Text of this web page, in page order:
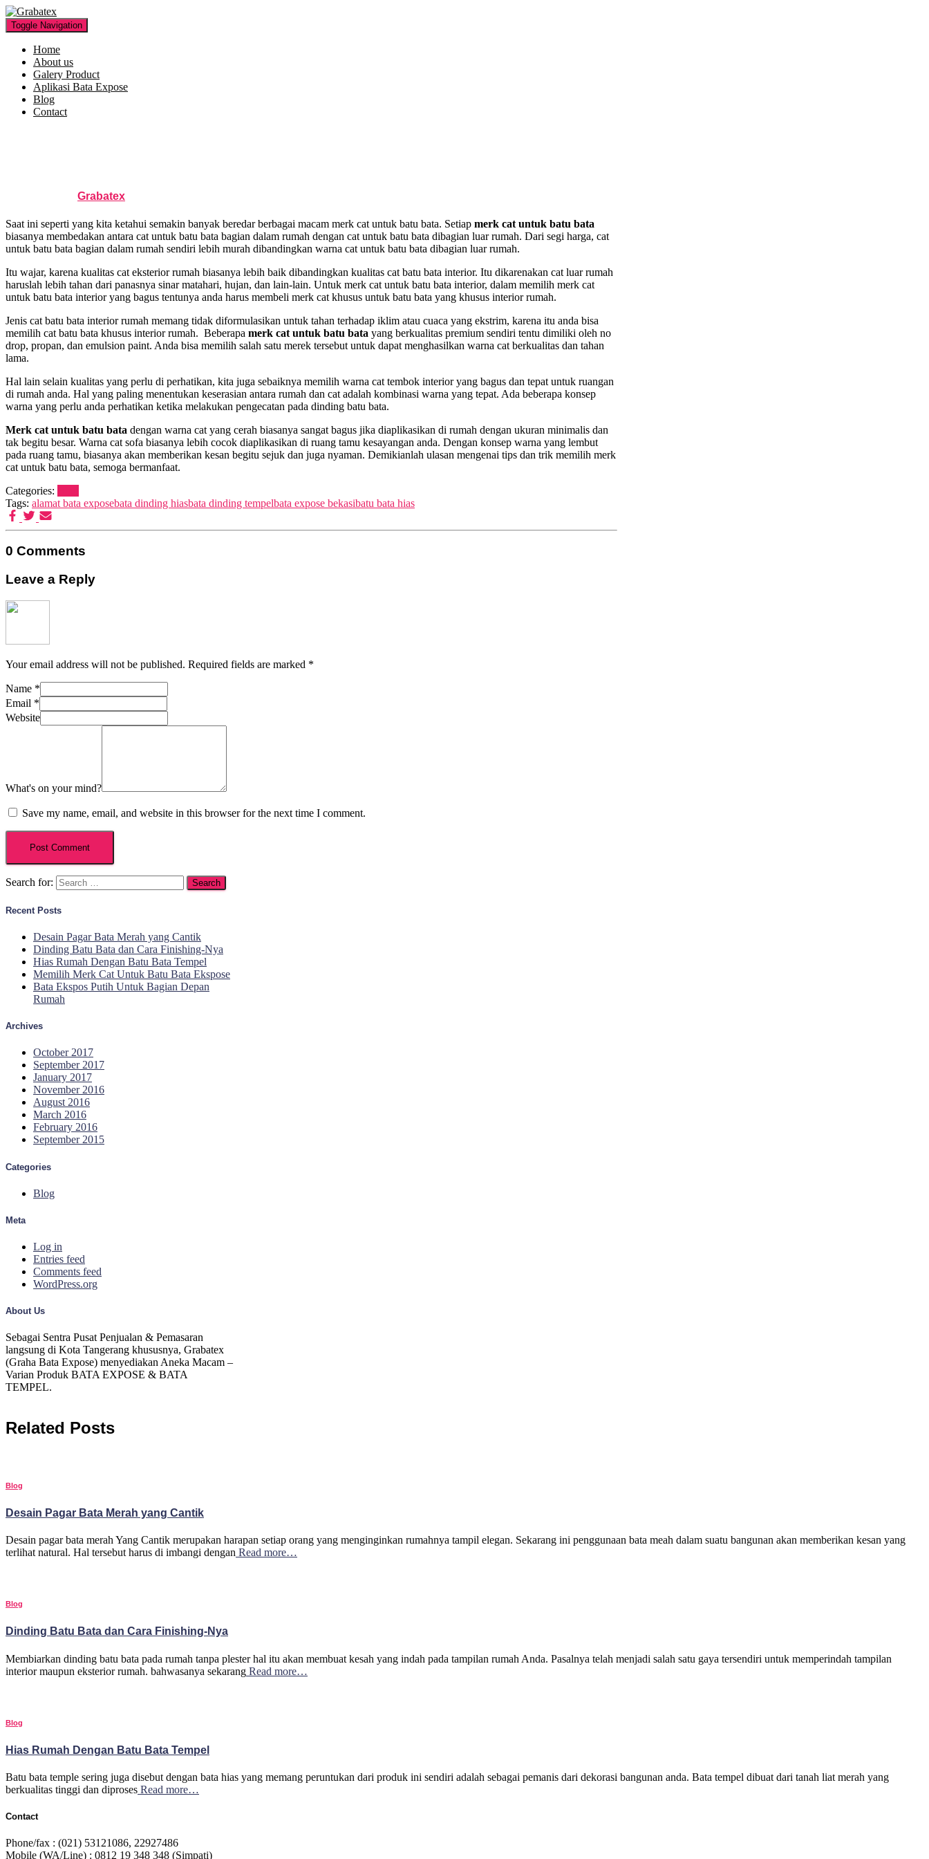
Toggle Navigation
Home
About us
Galery Product
Aplikasi Bata Expose
Blog
Contact
Grabatex
Saat ini seperti yang kita ketahui semakin banyak beredar berbagai macam merk cat untuk batu bata. Setiap merk cat untuk batu bata
biasanya membedakan antara cat untuk batu bata bagian dalam rumah dengan cat untuk batu bata dibagian luar rumah. Dari segi harga, cat
untuk batu bata bagian dalam rumah sendiri lebih murah dibandingkan warna cat untuk batu bata dibagian luar rumah.
Itu wajar, karena kualitas cat eksterior rumah biasanya lebih baik dibandingkan kualitas cat batu bata interior. Itu dikarenakan cat luar rumah
haruslah lebih tahan dari panasnya sinar matahari, hujan, dan lain-lain. Untuk merk cat untuk batu bata interior, dalam memilih merk cat
untuk batu bata interior yang bagus tentunya anda harus membeli merk cat khusus untuk batu bata yang khusus interior rumah.
Jenis cat batu bata interior rumah memang tidak diformulasikan untuk tahan terhadap iklim atau cuaca yang ekstrim, karena itu anda bisa
memilih cat batu bata khusus interior rumah. Beberapa merk cat untuk batu bata yang berkualitas premium sendiri tentu dimiliki oleh no
drop, propan, dan emulsion paint. Anda bisa memilih salah satu merek tersebut untuk dapat menghasilkan warna cat berkualitas dan tahan
lama.
Hal lain selain kualitas yang perlu di perhatikan, kita juga sebaiknya memilih warna cat tembok interior yang bagus dan tepat untuk ruangan
di rumah anda. Hal yang paling menentukan keserasian antara rumah dan cat adalah kombinasi warna yang tepat. Ada beberapa konsep
warna yang perlu anda perhatikan ketika melakukan pengecatan pada dinding batu bata.
Merk cat untuk batu bata dengan warna cat yang cerah biasanya sangat bagus jika diaplikasikan di rumah dengan ukuran minimalis dan
tak begitu besar. Warna cat sofa biasanya lebih cocok diaplikasikan di ruang tamu kesayangan anda. Dengan konsep warna yang lembut
pada ruang tamu, biasanya akan memberikan kesan begitu sejuk dan juga nyaman. Demikianlah ulasan mengenai tips dan trik memilih merk
cat untuk batu bata, semoga bermanfaat.
Categories:
Tags: alamat bata exposebata dinding hiasbata dinding tempelbata expose bekasibatu bata hias
0 Comments
Leave a Reply
Your email address will not be published. Required fields are marked *
Name *
Email *
Website
What's on your mind?
Save my name, email, and website in this browser for the next time I comment.
Search for:
Recent Posts
Desain Pagar Bata Merah yang Cantik
Dinding Batu Bata dan Cara Finishing-Nya
Hias Rumah Dengan Batu Bata Tempel
Memilih Merk Cat Untuk Batu Bata Ekspose
Bata Ekspos Putih Untuk Bagian Depan
Rumah
Archives
October 2017
September 2017
January 2017
November 2016
August 2016
March 2016
February 2016
September 2015
Categories
Blog
Meta
Log in
Entries feed
Comments feed
WordPress.org
About Us
Sebagai Sentra Pusat Penjualan & Pemasaran
langsung di Kota Tangerang khususnya, Grabatex
(Graha Bata Expose) menyediakan Aneka Macam –
Varian Produk BATA EXPOSE & BATA
TEMPEL.
Related Posts
Blog
Desain Pagar Bata Merah yang Cantik
Desain pagar bata merah Yang Cantik merupakan harapan setiap orang yang menginginkan rumahnya tampil elegan. Sekarang ini penggunaan bata meah dalam suatu bangunan akan memberikan kesan yang
terlihat natural. Hal tersebut harus di imbangi dengan Read more…
Blog
Dinding Batu Bata dan Cara Finishing-Nya
Membiarkan dinding batu bata pada rumah tanpa plester hal itu akan membuat kesah yang indah pada tampilan rumah Anda. Pasalnya telah menjadi salah satu gaya tersendiri untuk memperindah tampilan
interior maupun eksterior rumah. bahwasanya sekarang Read more…
Blog
Hias Rumah Dengan Batu Bata Tempel
Batu bata temple sering juga disebut dengan bata hias yang memang peruntukan dari produk ini sendiri adalah sebagai pemanis dari dekorasi bangunan anda. Bata tempel dibuat dari tanah liat merah yang
berkualitas tinggi dan diproses Read more…
Contact
Phone/fax : (021) 53121086, 22927486
Mobile (WA/Line) : 0812 19 348 348 (Simpati)